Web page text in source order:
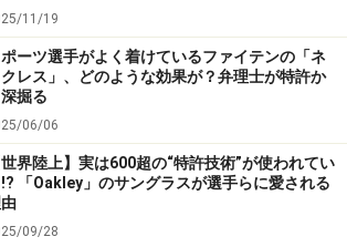
、法的に問題はないと考えられるけれ
点のものです。最新の内容をご確認くださ
11/19
ポーツ選手がよく着けているファイテンの「ネ
クレス」、どのような効果が？弁理士が特許か
掘る
06/06
世界陸上】実は600超の“特許技術”が使われてい
「Oakley」のサングラスが選手らに愛される
09/28